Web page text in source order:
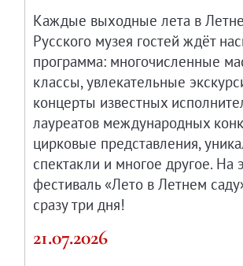
Каждые выходные лета в
Русского музея гостей ждёт
программа: многочисленные
классы, увлекательные
концерты известных
лауреатов международных
цирковые представления,
спектакли и многое другое. На
фестиваль «Лето в Летнем
сразу три дня!
21.07.2026